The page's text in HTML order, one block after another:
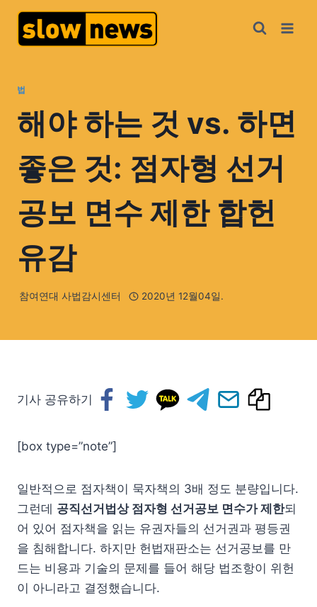
법
해야 하는 것 vs. 하면
좋은 것: 점자형 선거
공보 면수 제한 합헌
유감
참여연대 사법감시센터 2020년 12월04일.
기사 공유하기
[box type=”note”]
일반적으로 점자책이 묵자책의 3배 정도 분량입니다.
그런데 공직선거법상 점자형 선거공보 면수가 제한되
어 있어 점자책을 읽는 유권자들의 선거권과 평등권
을 침해합니다. 하지만 헌법재판소는 선거공보를 만
드는 비용과 기술의 문제를 들어 해당 법조항이 위헌
이 아니라고 결정했습니다.